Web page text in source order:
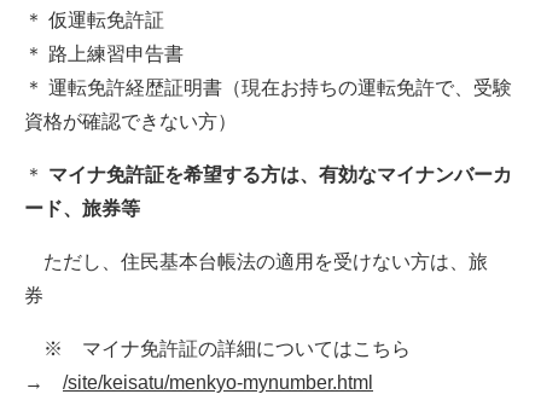
＊ 仮運転免許証
＊ 路上練習申告書
＊ 運転免許経歴証明書（現在お持ちの運転免許で、受験
資格が確認できない方）
＊ マイナ免許証を希望する方は、有効なマイナンバーカ
ード、旅券等
ただし、住民基本台帳法の適用を受けない方は、旅
券
※ マイナ免許証の詳細についてはこちら
→ /site/keisatu/menkyo-mynumber.html